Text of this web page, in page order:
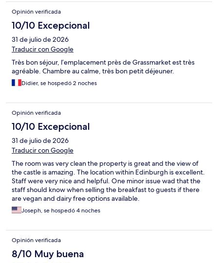
muy mala habitacion y nula actitud por mejorar nuestra estadia
Desayuno: cercano a las 9:30 ya empezaba a haber muy poca
reposicion de los alimentos faltantes. Se suponia q el desayuno
era hasta las 10. El perdonal estaba muy apurado por cerrar el
desayuno Pagamos un hotel 4 estrellas y recibimos un servicio
de 2. La peor experiencia entre los 5 hoteles q estuvimos en
Opinión verificada
10/10 Excepcional
31 de julio de 2026
Traducir con Google
Très bon séjour, l’emplacement près de Grassmarket est très
agréable. Chambre au calme, très bon petit déjeuner.
Didier, se hospedó 2 noches
Opinión verificada
10/10 Excepcional
31 de julio de 2026
Traducir con Google
The room was very clean the property is great and the view of
the castle is amazing. The location within Edinburgh is excellent.
Staff were very nice and helpful. One minor issue wad that the
staff should know when selling the breakfast to guests if there
are vegan and dairy free options available.
Joseph, se hospedó 4 noches
Opinión verificada
8/10 Muy buena